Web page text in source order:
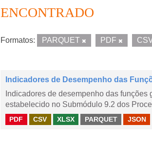
ENCONTRADO
Formatos: PARQUET PDF
Indicadores de Desempenho das
Indicadores de desempenho das
estabelecido no Submódulo 9.2 dos
PDF CSV XLSX PARQUET JSON